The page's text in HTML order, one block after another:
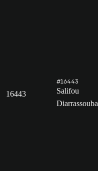
16443
#16443
Salifou
Diarrassouba